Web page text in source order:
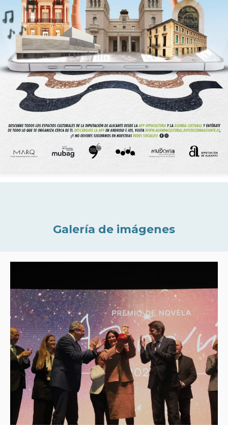
Galería de imágenes